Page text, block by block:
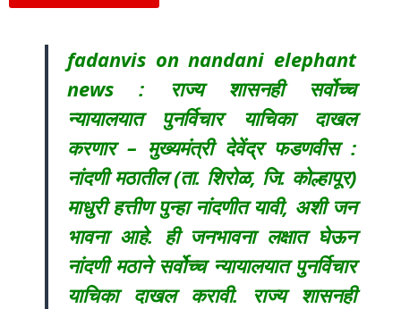
fadanvis on nandani elephant
news : राज्य शासनही सर्वोच्च
न्यायालयात पुनर्विचार याचिका दाखल
करणार – मुख्यमंत्री देवेंद्र फडणवीस :
नांदणी मठातील (ता. शिरोळ, जि. कोल्हापूर)
माधुरी हत्तीण पुन्हा नांदणीत यावी, अशी जन
भावना आहे. ही जनभावना लक्षात घेऊन
नांदणी मठाने सर्वोच्च न्यायालयात पुनर्विचार
याचिका दाखल करावी. राज्य शासनही